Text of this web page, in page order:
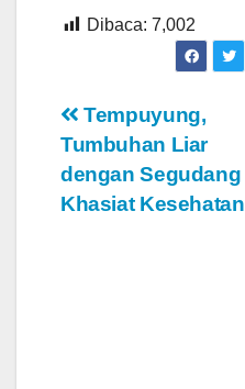
Dibaca: 7,002
Navigasi
pos
Tempuyung,
Tumbuhan Liar
dengan Segudang
Khasiat Kesehatan